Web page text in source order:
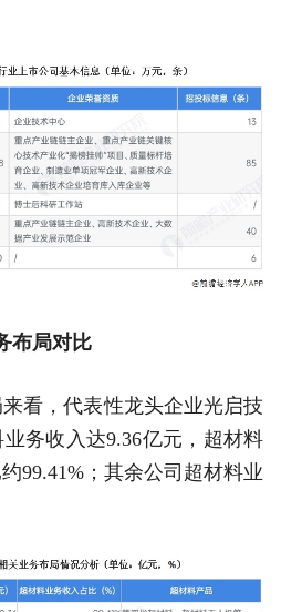
布局对比
看，代表性龙头企业光启技
务收入达9.36亿元，超材料
99.41%；其余公司超材料业